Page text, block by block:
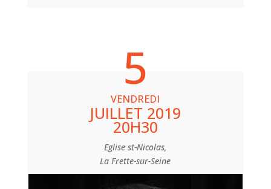
5
VENDREDI
JUILLET 2019
20H30
Eglise st-Nicolas,
La Frette-sur-Seine